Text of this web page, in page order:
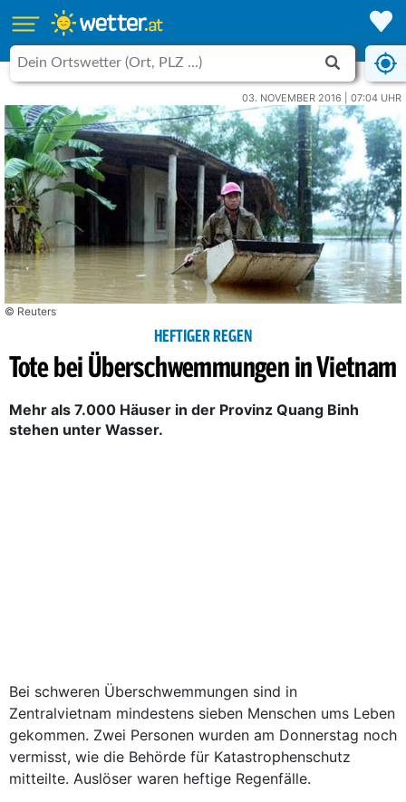
03. NOVEMBER 2016 | 07:04 UHR
© Reuters
HEFTIGER REGEN
Tote bei Überschwemmungen in Vietnam
Mehr als 7.000 Häuser in der Provinz Quang Binh
stehen unter Wasser.
Bei schweren Überschwemmungen sind in
Zentralvietnam mindestens sieben Menschen ums Leben
gekommen. Zwei Personen wurden am Donnerstag noch
vermisst, wie die Behörde für Katastrophenschutz
mitteilte. Auslöser waren heftige Regenfälle.